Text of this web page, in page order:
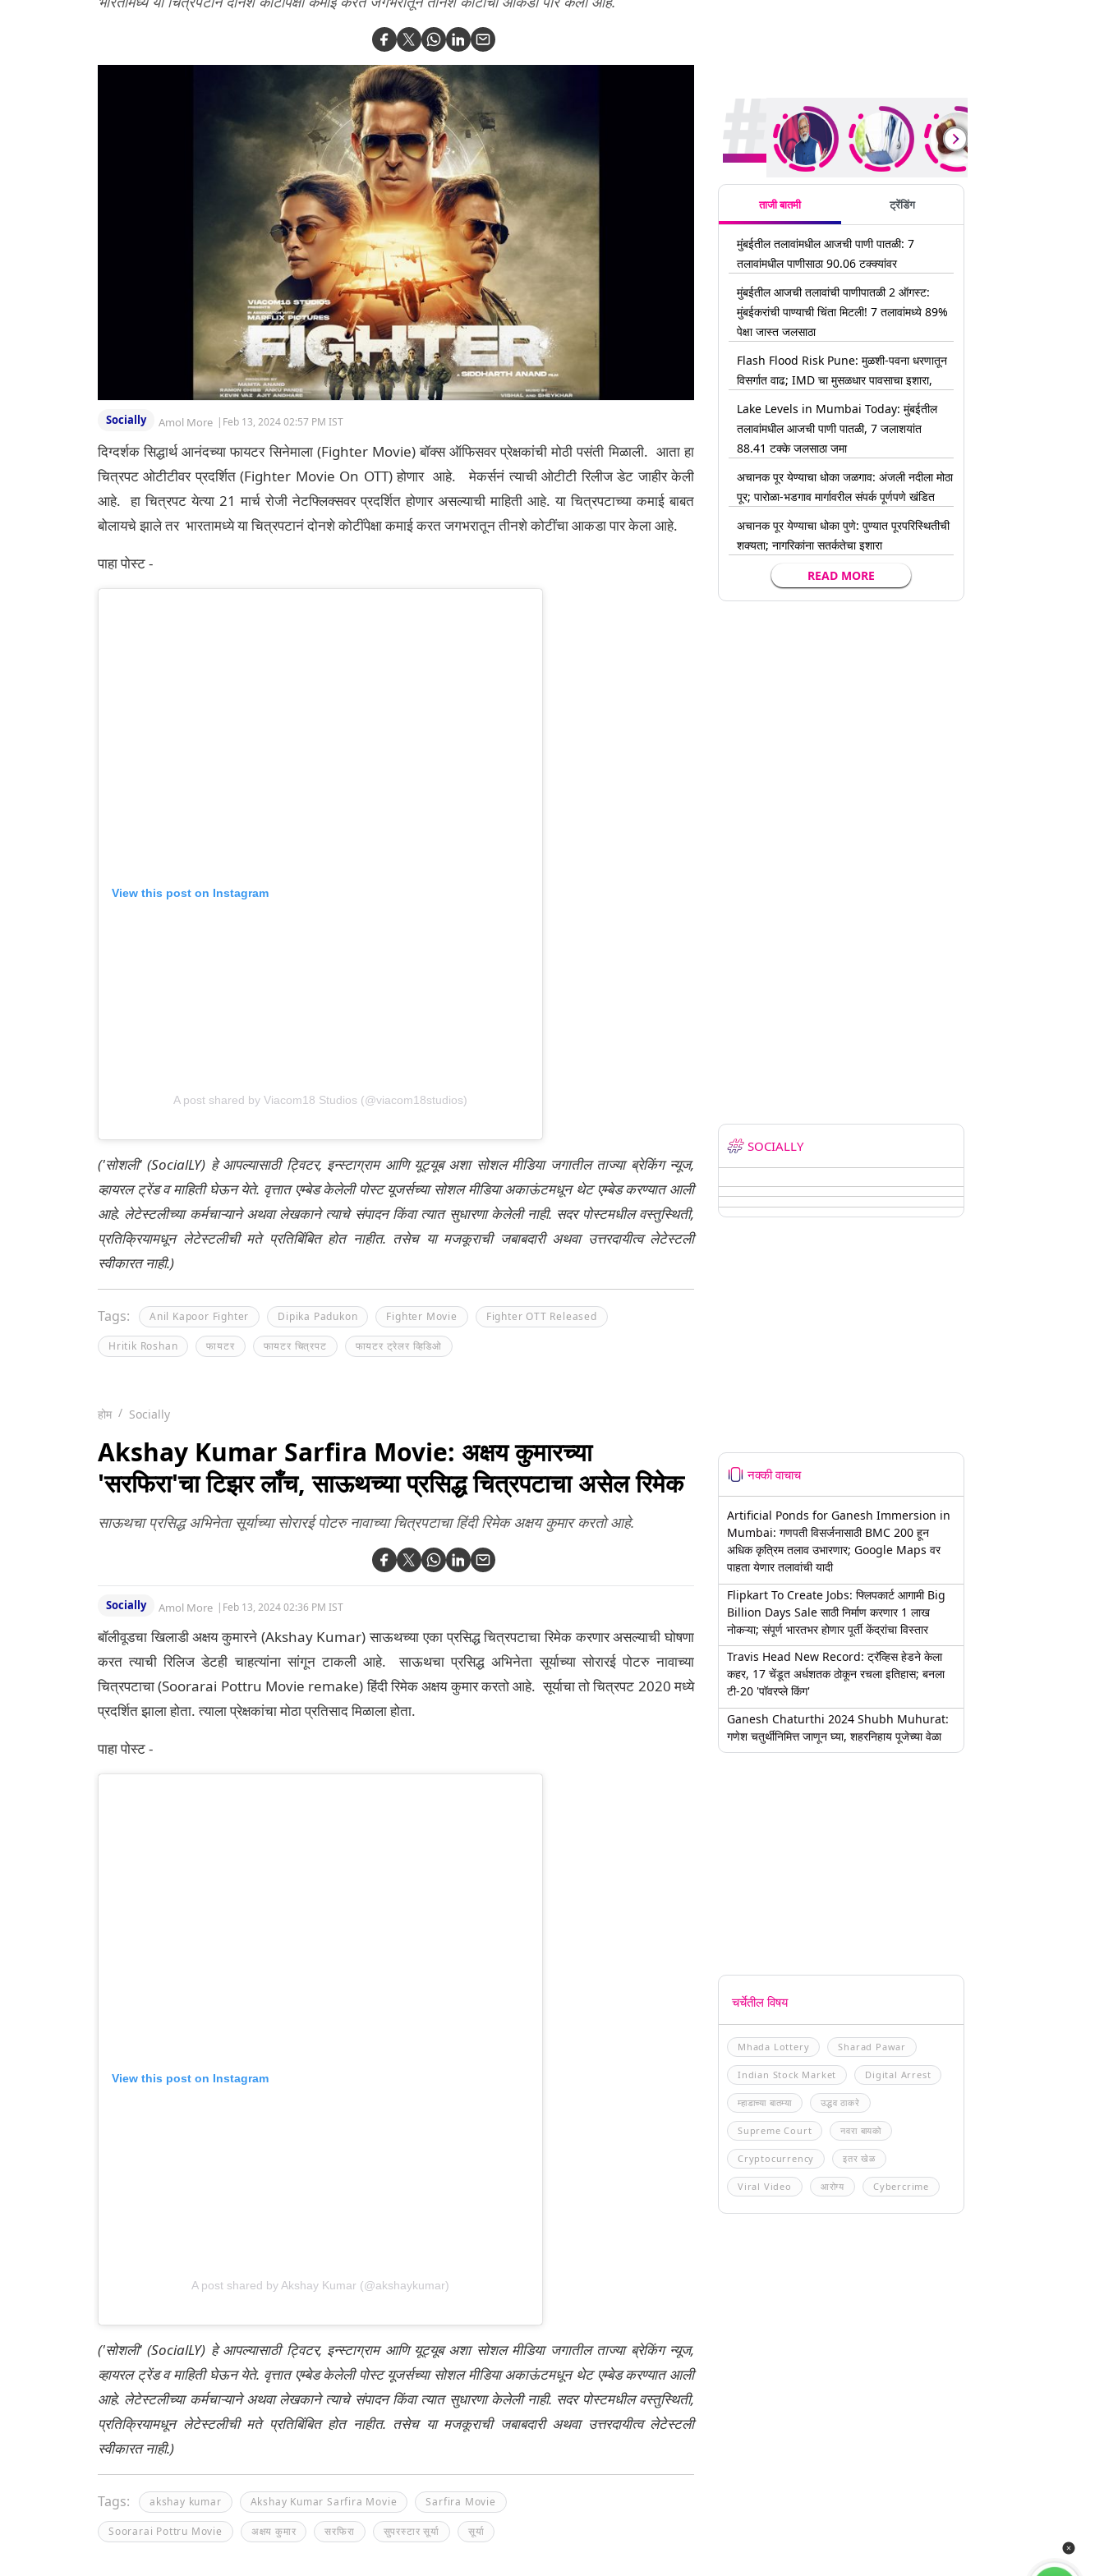
Socially Amol More | Feb 13, 2024 02:57 PM IST
दिग्दर्शक सिद्धार्थ आनंदच्या फायटर सिनेमाला (Fighter Movie) बॉक्स ऑफिसवर प्रेक्षकांची मोठी पसंती मिळाली. आता हा
चित्रपट ओटीटीवर प्रदर्शित (Fighter Movie On OTT) होणार आहे. मेकर्सनं त्याची ओटीटी रिलीज डेट जाहीर केली
आहे. हा चित्रपट येत्या 21 मार्च रोजी नेटफ्लिक्सवर प्रदर्शित होणार असल्याची माहिती आहे. या चित्रपटाच्या कमाई बाबत
बोलायचे झाले तर भारतामध्ये या चित्रपटानं दोनशे कोटींपेक्षा कमाई करत जगभरातून तीनशे कोटींचा आकडा पार केला आहे.
पाहा पोस्ट -
View this post on Instagram
A post shared by Viacom18 Studios (@viacom18studios)
('सोशली' (SocialLY) हे आपल्यासाठी ट्विटर, इन्स्टाग्राम आणि यूट्यूब अशा सोशल मीडिया जगातील ताज्या ब्रेकिंग न्यूज,
व्हायरल ट्रेंड व माहिती घेऊन येते. वृत्तात एम्बेड केलेली पोस्ट यूजर्सच्या सोशल मीडिया अकाऊंटमधून थेट एम्बेड करण्यात आली
आहे. लेटेस्टलीच्या कर्मचाऱ्याने अथवा लेखकाने त्याचे संपादन किंवा त्यात सुधारणा केलेली नाही. सदर पोस्टमधील वस्तुस्थिती,
प्रतिक्रियामधून लेटेस्टलीची मते प्रतिबिंबित होत नाहीत. तसेच या मजकूराची जबाबदारी अथवा उत्तरदायीत्व लेटेस्टली
स्वीकारत नाही.)
Tags: Anil Kapoor Fighter Dipika Padukon Fighter Movie Fighter OTT Released
Hritik Roshan फायटर फायटर चित्रपट फायटर ट्रेलर व्हिडिओ
होम Socially
Akshay Kumar Sarfira Movie: अक्षय कुमारच्या
'सरफिरा'चा टिझर लाँच, साऊथच्या प्रसिद्ध चित्रपटाचा असेल रिमेक
साऊथचा प्रसिद्ध अभिनेता सूर्याच्या सोरारई पोटरु नावाच्या चित्रपटाचा हिंदी रिमेक अक्षय कुमार करतो आहे.
Socially Amol More | Feb 13, 2024 02:36 PM IST
बॉलीवूडचा खिलाडी अक्षय कुमारने (Akshay Kumar) साऊथच्या एका प्रसिद्ध चित्रपटाचा रिमेक करणार असल्याची घोषणा
करत त्याची रिलिज डेटही चाहत्यांना सांगून टाकली आहे. साऊथचा प्रसिद्ध अभिनेता सूर्याच्या सोरारई पोटरु नावाच्या
चित्रपटाचा (Soorarai Pottru Movie remake) हिंदी रिमेक अक्षय कुमार करतो आहे. सूर्याचा तो चित्रपट 2020 मध्ये
प्रदर्शित झाला होता. त्याला प्रेक्षकांचा मोठा प्रतिसाद मिळाला होता.
पाहा पोस्ट -
View this post on Instagram
A post shared by Akshay Kumar (@akshaykumar)
('सोशली' (SocialLY) हे आपल्यासाठी ट्विटर, इन्स्टाग्राम आणि यूट्यूब अशा सोशल मीडिया जगातील ताज्या ब्रेकिंग न्यूज,
व्हायरल ट्रेंड व माहिती घेऊन येते. वृत्तात एम्बेड केलेली पोस्ट यूजर्सच्या सोशल मीडिया अकाऊंटमधून थेट एम्बेड करण्यात आली
आहे. लेटेस्टलीच्या कर्मचाऱ्याने अथवा लेखकाने त्याचे संपादन किंवा त्यात सुधारणा केलेली नाही. सदर पोस्टमधील वस्तुस्थिती,
प्रतिक्रियामधून लेटेस्टलीची मते प्रतिबिंबित होत नाहीत. तसेच या मजकूराची जबाबदारी अथवा उत्तरदायीत्व लेटेस्टली
स्वीकारत नाही.)
Tags: akshay kumar Akshay Kumar Sarfira Movie Sarfira Movie
Soorarai Pottru Movie अक्षय कुमार सरफिरा सुपरस्टार सूर्या सूर्या
ताजी बातमी ट्रेंडिंग
मुंबईतील तलावांमधील आजची पाणी पातळी: 7
तलावांमधील पाणीसाठा 90.06 टक्क्यांवर
मुंबईतील आजची तलावांची पाणीपातळी 2 ऑगस्ट:
मुंबईकरांची पाण्याची चिंता मिटली! 7 तलावांमध्ये 89%
पेक्षा जास्त जलसाठा
Flash Flood Risk Pune: मुळशी-पवना धरणातून
विसर्गात वाढ; IMD चा मुसळधार पावसाचा इशारा,
Lake Levels in Mumbai Today: मुंबईतील
तलावांमधील आजची पाणी पातळी, 7 जलाशयांत
88.41 टक्के जलसाठा जमा
अचानक पूर येण्याचा धोका जळगाव: अंजली नदीला मोठा
पूर; पारोळा-भडगाव मार्गावरील संपर्क पूर्णपणे खंडित
अचानक पूर येण्याचा धोका पुणे: पुण्यात पूरपरिस्थितीची
शक्यता; नागरिकांना सतर्कतेचा इशारा
READ MORE
SOCIALLY
नक्की वाचाच
Artificial Ponds for Ganesh Immersion in
Mumbai: गणपती विसर्जनासाठी BMC 200 हून
अधिक कृत्रिम तलाव उभारणार; Google Maps वर
पाहता येणार तलावांची यादी
Flipkart To Create Jobs: फ्लिपकार्ट आगामी Big
Billion Days Sale साठी निर्माण करणार 1 लाख
नोकऱ्या; संपूर्ण भारतभर होणार पूर्ती केंद्रांचा विस्तार
Travis Head New Record: ट्रॅव्हिस हेडने केला
कहर, 17 चेंडूत अर्धशतक ठोकून रचला इतिहास; बनला
टी-20 'पॉवरप्ले किंग'
Ganesh Chaturthi 2024 Shubh Muhurat:
गणेश चतुर्थीनिमित्त जाणून घ्या, शहरनिहाय पूजेच्या वेळा
चर्चेतील विषय
Mhada Lottery Sharad Pawar
Indian Stock Market Digital Arrest
म्हाडाच्या बातम्या उद्धव ठाकरे
Supreme Court नवरा बायको
Cryptocurrency इतर खेळ
Viral Video आरोग्य Cybercrime